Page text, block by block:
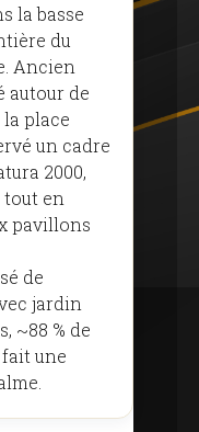
la basse
du
Ancien
autour de
place
un cadre
2000,
en
pavillons
de
jardin
~88 % de
une